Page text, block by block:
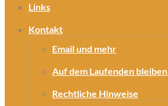
Links
Kontakt
Email und mehr
Auf dem Laufenden bleiben
Rechtliche Hinweise